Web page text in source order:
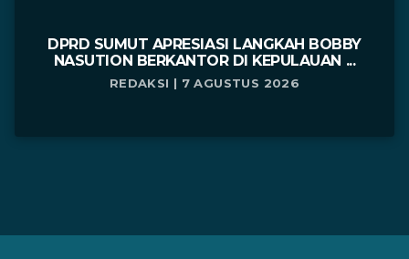
DPRD SUMUT APRESIASI LANGKAH BOBBY
NASUTION BERKANTOR DI KEPULAUAN ...
REDAKSI | 7 AGUSTUS 2026